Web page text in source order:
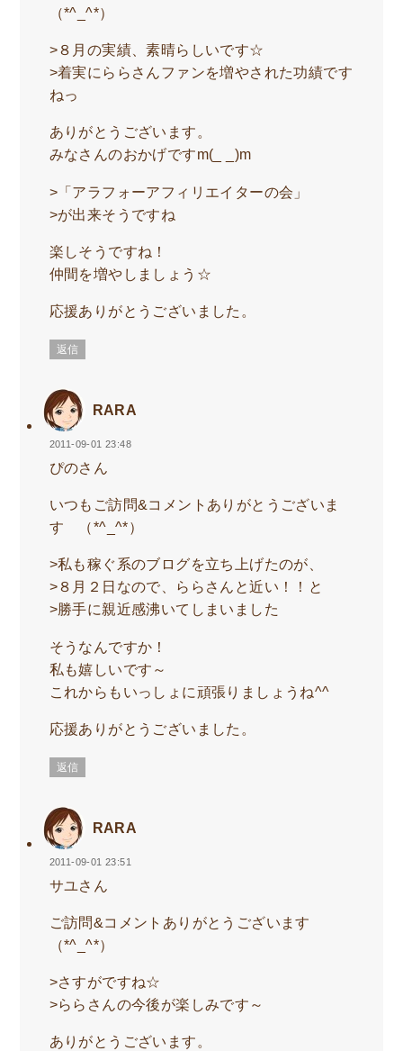
（*^_^*）
>８月の実績、素晴らしいです☆
>着実にららさんファンを増やされた功績です
ねっ
ありがとうございます。
みなさんのおかげですm(_ _)m
>「アラフォーアフィリエイターの会」
>が出来そうですね
楽しそうですね！
仲間を増やしましょう☆
応援ありがとうございました。
返信
RARA
2011-09-01 23:48
ぴのさん
いつもご訪問&コメントありがとうございま
す （*^_^*）
>私も稼ぐ系のブログを立ち上げたのが、
>８月２日なので、ららさんと近い！！と
>勝手に親近感沸いてしまいました
そうなんですか！
私も嬉しいです～
これからもいっしょに頑張りましょうね^^
応援ありがとうございました。
返信
RARA
2011-09-01 23:51
サユさん
ご訪問&コメントありがとうございます
（*^_^*）
>さすがですね☆
>ららさんの今後が楽しみです～
ありがとうございます。